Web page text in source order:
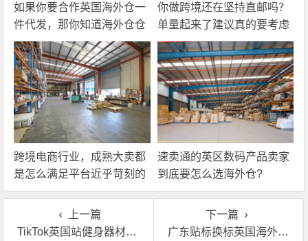
如果你要合作英国海外仓一
件代发，那你知道海外仓仓
储费应该怎么算吗？
你做跨境还在坚持直邮吗？
单量起来了建议真的要考虑
一下海外仓一件代发
跨境电商行业，成熟大卖都
是怎么满足平台近乎苛刻的
物流时效要求的？
速卖通的英区数码产品卖家
到底要怎么选海外仓?
上一篇
TikTok英国站健身器材热销，英国海外仓转运仓正在成为标配
下一篇
广东贴标换标英国海外仓一站式服务平台怎么选？